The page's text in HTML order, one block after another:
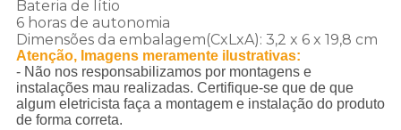
Bateria de lítio
6 horas de autonomia
Dimensões da embalagem(CxLxA): 3,2 x 6 x 19,8 cm
Atenção, Imagens meramente ilustrativas:
- Não nos responsabilizamos por montagens e
instalações mau realizadas. Certifique-se que de que
algum eletricista faça a montagem e instalação do produto
de forma correta.